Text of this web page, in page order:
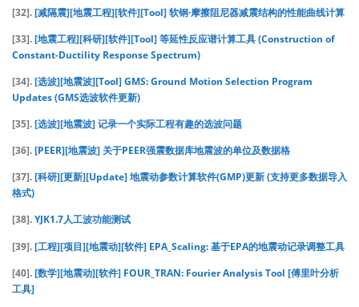
[32].[减隔震][地震工程][软件][Tool] 软钢·摩擦阻尼器减震结构的性能曲线计算
[33].[地震工程][科研][软件][Tool] 等延性反应谱计算工具 (Construction of
Constant-Ductility Response Spectrum)
[34].[选波][地震波][Tool] GMS: Ground Motion Selection Program
Updates (GMS选波软件更新)
[35].[选波][地震波] 记录一个实际工程有趣的选波问题
[36].[PEER][地震波] 关于PEER强震数据库地震波的单位及数据格
[37].[科研][更新][Update] 地震动参数计算软件(GMP)更新 (支持更多数据导入
格式)
[38].YJK1.7人工波功能测试
[39].[工程][项目][地震动][软件] EPA_Scaling: 基于EPA的地震动记录调整工具
[40].[数学][地震动][软件] FOUR_TRAN: Fourier Analysis Tool [傅里叶分析
工具]